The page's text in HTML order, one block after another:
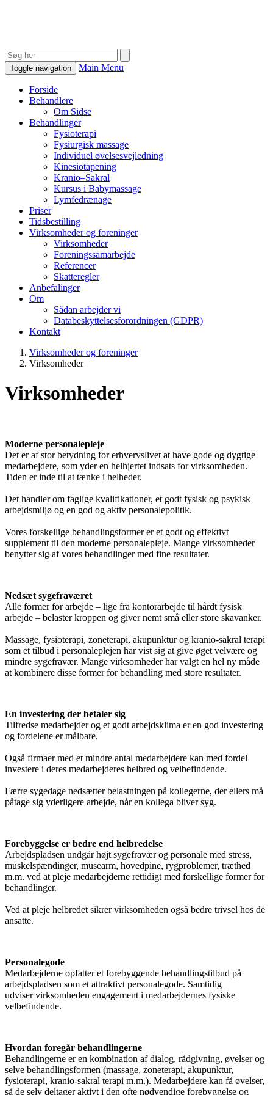
Toggle navigation Main Menu
Forside
Behandlere
Om Sidse
Behandlinger
Fysioterapi
Fysiurgisk massage
Individuel øvelsesvejledning
Kinesiotapening
Kranio–Sakral
Kursus i Babymassage
Lymfedrænage
Priser
Tidsbestilling
Virksomheder og foreninger
Virksomheder
Foreningssamarbejde
Referencer
Skatteregler
Anbefalinger
Om
Sådan arbejder vi
Databeskyttelsesforordningen (GDPR)
Kontakt
Virksomheder og foreninger
Virksomheder
Virksomheder
Moderne personalepleje
Det er af stor betydning for erhvervslivet at have gode og dygtige
medarbejdere, som yder en helhjertet indsats for virksomheden.
Tiden er inde til at tænke i helheder.
Det handler om faglige kvalifikationer, et godt fysisk og psykisk
arbejdsmiljø og en god og aktiv personalepolitik.
Vores forskellige behandlingsformer er et godt og effektivt
supplement til den moderne personalepleje. Mange virksomheder
benytter sig af vores behandlinger med fine resultater.
Nedsæt sygefraværet
Alle former for arbejde – lige fra kontorarbejde til hårdt fysisk
arbejde – belaster kroppen og giver nemt små eller store skavanker.
Massage, fysioterapi, zoneterapi, akupunktur og kranio-sakral terapi
som et tilbud i personaleplejen har vist sig at give øget velvære og
mindre sygefravær. Mange virksomheder har valgt en hel ny måde
at kombinere disse former for behandling med store resultater.
En investering der betaler sig
Tilfredse medarbejder og et godt arbejdsklima er en god investering
og fordelene er målbare.
Også firmaer med et mindre antal medarbejdere kan med fordel
investere i deres medarbejderes helbred og velbefindende.
Færre sygedage nedsætter belastningen på kollegerne, der ellers må
påtage sig yderligere arbejde, når en kollega bliver syg.
Forebyggelse er bedre end helbredelse
Arbejdspladsen undgår højt sygefravær og personale med stress,
muskelspændinger, musearm, hovedpine, rygproblemer, træthed
m.m. ved at pleje medarbejderne rettidigt med forskellige former for
behandlinger.
Ved at pleje helbredet sikrer virksomheden også bedre trivsel hos de
ansatte.
Personalegode
Medarbejderne opfatter et forebyggende behandlingstilbud på
arbejdspladsen som et attraktivt personalegode. Samtidig
udviser virksomheden engagement i medarbejdernes fysiske
velbefindende.
Hvordan foregår behandlingerne
Behandlingerne er en kombination af dialog, rådgivning, øvelser og
selve behandlingsformen (massage, zoneterapi, akupunktur,
fysioterapi, kranio-sakral terapi m.m.). Medarbejdere kan få øvelser,
så de selv deltager aktivt i den ofte nødvendige forebyggelse og